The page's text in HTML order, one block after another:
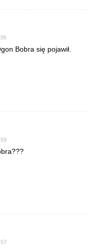
Bobra się pojawił.